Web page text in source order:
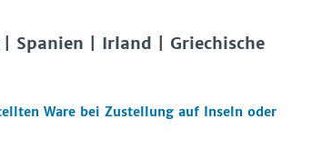
Spanien | Irland | Griechische
Ware bei Zustellung auf Inseln oder